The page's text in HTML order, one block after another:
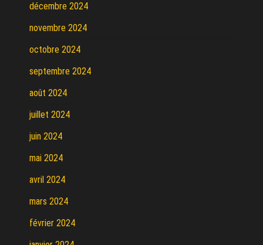
décembre 2024
novembre 2024
octobre 2024
septembre 2024
août 2024
juillet 2024
juin 2024
mai 2024
avril 2024
mars 2024
février 2024